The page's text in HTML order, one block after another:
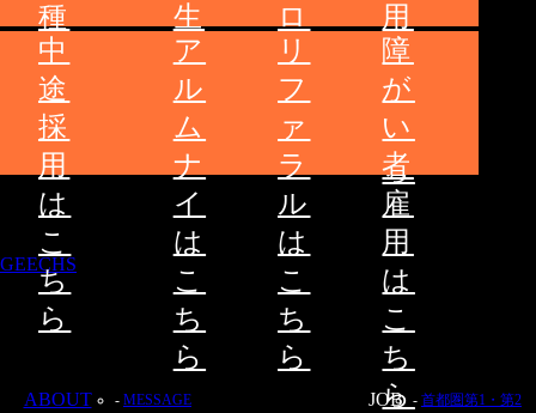
種
生
ロ
ー
用
は
こ
ち
ら
中
途
採
用
は
こ
ち
ら
ア
ル
ム
ナ
イ
は
こ
ち
ら
リ
フ
ァ
ラ
ル
は
こ
ち
ら
障
が
い
者
雇
用
は
こ
ち
ら
GEECHS
ABOUT
MESSAGE
JOB
首都圏第1・第2